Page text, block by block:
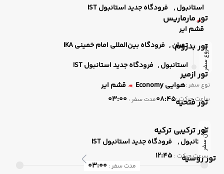
تور مارماریس
تور بدروم
تور ازمیر
تور فتحیه
تور ترکیبی ترکیه
تور روسیه
استانبول , فرودگاه جدید استانبول IST
قشم ایر
شروع سفر تهران , فرودگاه بین‌المللی امام خمینی IKA
استانبول , فرودگاه جدید استانبول IST
نوع سفر :هوایی قشم ایر
ساعت حرکت :08:45مدت سفر : 03:00
پایان سفر
استانبول , فرودگاه جدید استانبول IST
ساعت حرکت : 12:45
مدت سفر : 03:00